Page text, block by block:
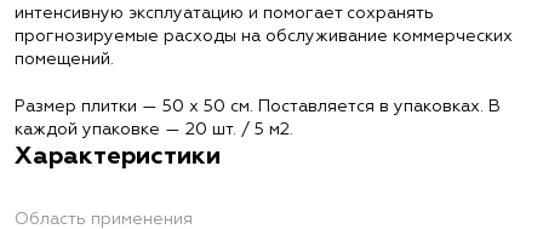
интенсивную эксплуатацию и помогает сохранять
прогнозируемые расходы на обслуживание коммерческих
помещений.
Размер плитки — 50 х 50 см. Поставляется в упаковках. В
каждой упаковке — 20 шт. / 5 м2.
Характеристики
Область применения